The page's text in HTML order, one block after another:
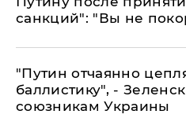
санкций": "Вы не
"Путин отчаянно
баллистику", -
союзникам Украины